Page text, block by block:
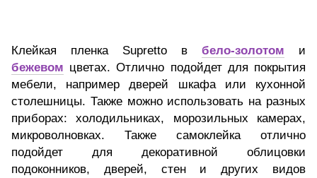
Клейкая пленка Supretto в бело-золотом и
бежевом цветах. Отлично подойдет для покрытия
мебели, например дверей шкафа или кухонной
столешницы. Также можно использовать на разных
приборах: холодильниках, морозильных камерах,
микроволновках. Также самоклейка отлично
подойдет для декоративной облицовки
подоконников, дверей, стен и других видов